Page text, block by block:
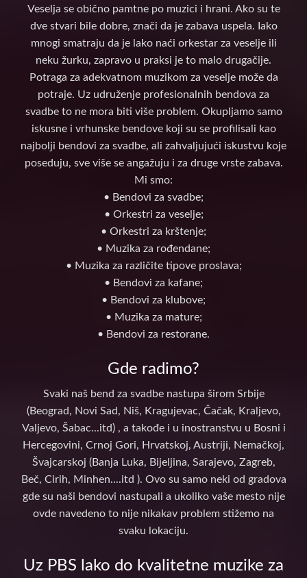
Veselja se obično pamtne po muzici i hrani. Ako su te
dve stvari bile dobre, znači da je zabava uspela. Iako
mnogi smatraju da je lako naći orkestar za veselje ili
neku žurku, zapravo u praksi je to malo drugačije.
Potraga za adekvatnom muzikom za veselje može da
potraje. Uz udruženje profesionalnih bendova za
svadbe to ne mora biti više problem. Okupljamo samo
iskusne i vrhunske bendove koji su se profilisali kao
najbolji bendovi za svadbe, ali zahvaljujući iskustvu koje
poseduju, sve više se angažuju i za druge vrste zabava.
Mi smo:
• Bendovi za svadbe;
• Orkestri za veselje;
• Orkestri za krštenje;
• Muzika za rođendane;
• Muzika za različite tipove proslava;
• Bendovi za kafane;
• Bendovi za klubove;
• Muzika za mature;
• Bendovi za restorane.
Gde radimo?
Svaki naš bend za svadbe nastupa širom Srbije
(Beograd, Novi Sad, Niš, Kragujevac, Čačak, Kraljevo,
Valjevo, Šabac...itd) , a takođe i u inostranstvu u Bosni i
Hercegovini, Crnoj Gori, Hrvatskoj, Austriji, Nemačkoj,
Švajcarskoj (Banja Luka, Bijeljina, Sarajevo, Zagreb,
Beč, Cirih, Minhen....itd ). Ovo su samo neki od gradova
gde su naši bendovi nastupali a ukoliko vaše mesto nije
ovde navedeno to nije nikakav problem stižemo na
svaku lokaciju.
Uz PBS lako do kvalitetne muzike za